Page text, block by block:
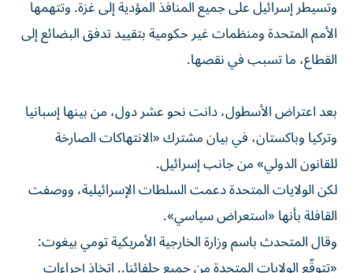
وتسيطر إسرائيل على جميع المنافذ المؤدية إلى غزة. وتتهمها
الأمم المتحدة ومنظمات غير حكومية بتقييد تدفق البضائع إلى
القطاع، ما تسبب في نقصها.
بعد اعتراض الأسطول، دانت نحو عشر دول، من بينها إسبانيا
وتركيا وباكستان، في بيان مشترك «الانتهاكات الصارخة
للقانون الدولي» من جانب إسرائيل.
لكن الولايات المتحدة دعمت السلطات الإسرائيلية، ووصفت
القافلة بأنها «استعراض سياسي».
وقال المتحدث باسم وزارة الخارجية الأمريكية تومي بيغوت: